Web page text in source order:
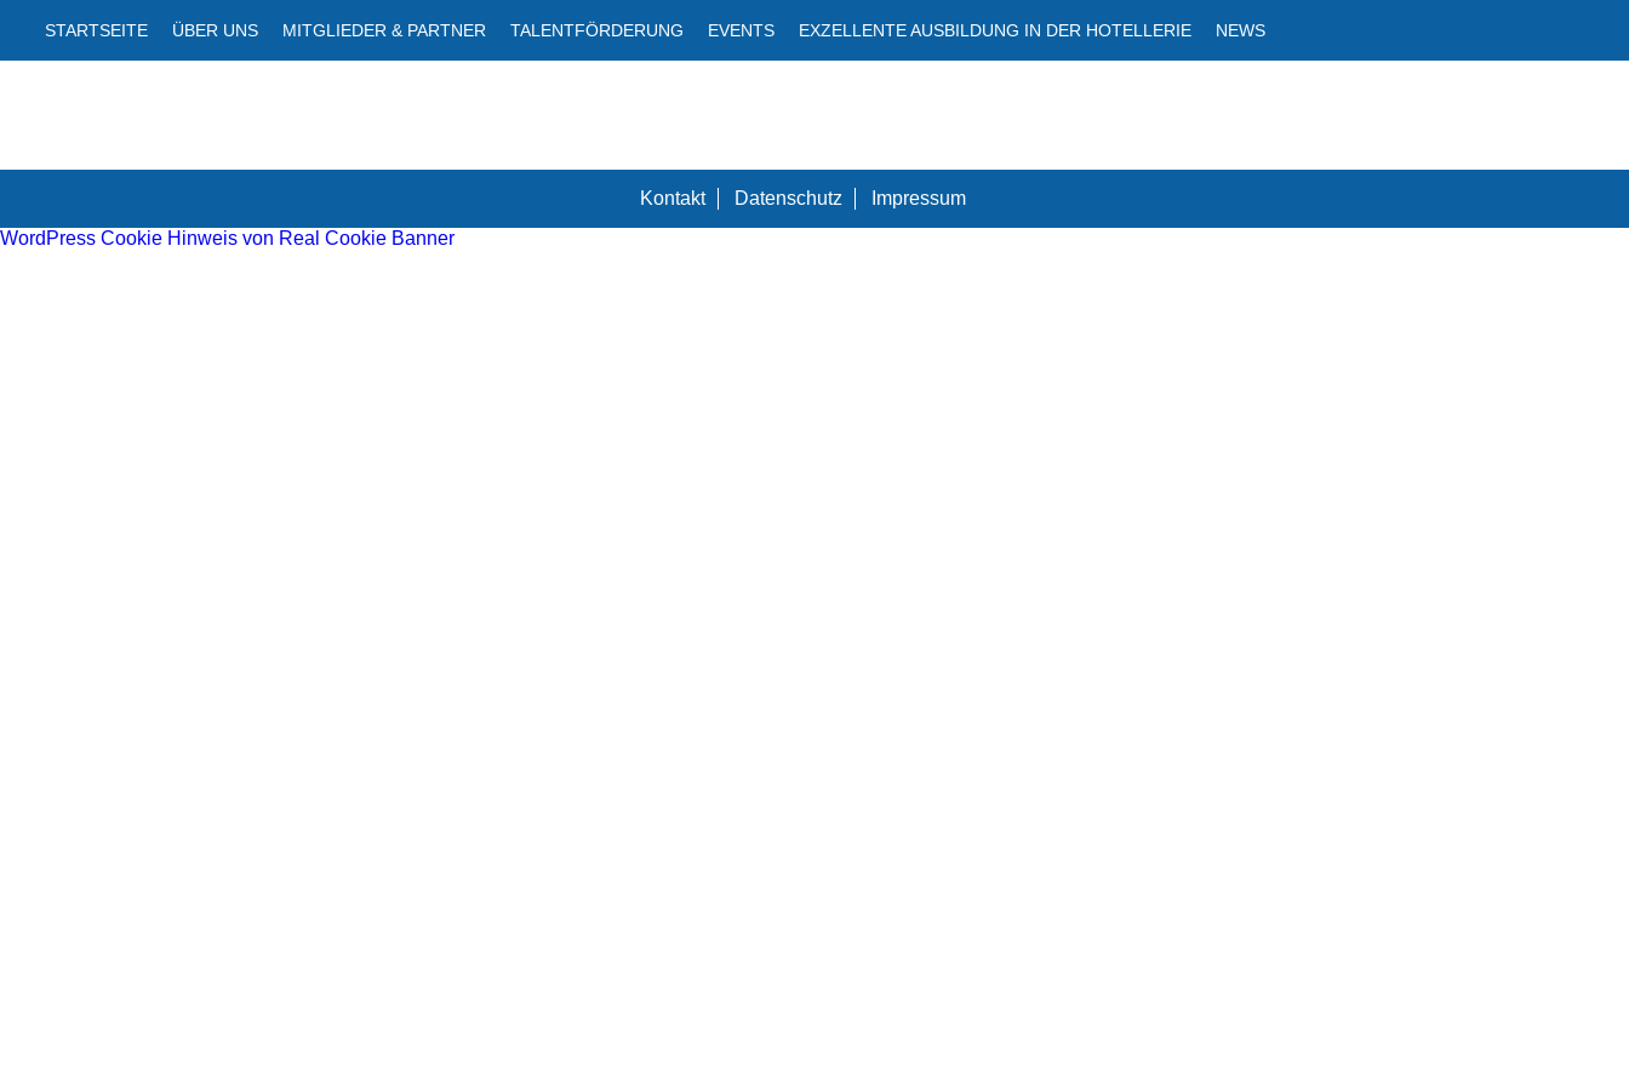
STARTSEITE ÜBER UNS MITGLIEDER & PARTNER TALENTFÖRDERUNG EVENTS EXZELLENTE AUSBILDUNG IN DER HOTELLERIE NEWS
Kontakt Datenschutz
Impressum
WordPress Cookie Hinweis von Real Cookie Banner